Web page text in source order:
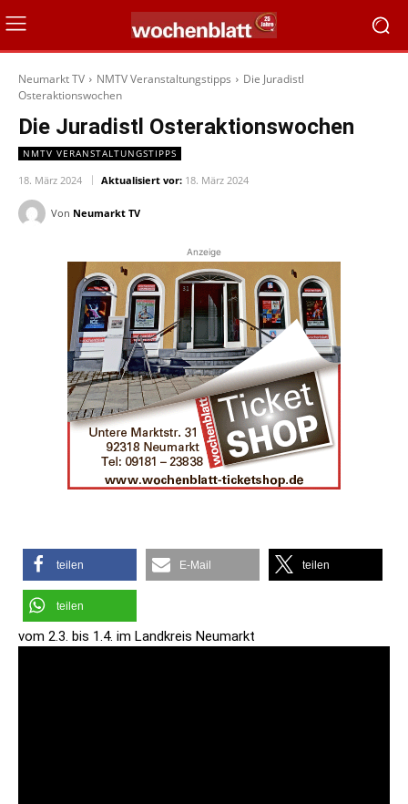
Neumarkt TV NMTV Veranstaltungstipps
Die Juradistl
Osteraktionswochen
Die Juradistl Osteraktionswochen
NMTV VERANSTALTUNGSTIPPS
18. März 2024 Aktualisiert vor: 18. März 2024
Von Neumarkt TV
Anzeige
teilen E-Mail teilen
teilen
vom 2.3. bis 1.4. im Landkreis Neumarkt